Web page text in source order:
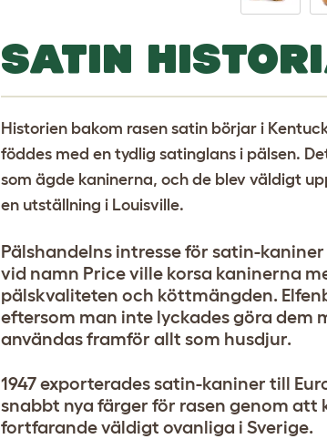
SATIN
Historien bakom rasen satin börjar i
föddes med en tydlig satinglans i pälsen.
som ägde kaninerna, och de blev väldigt
en utställning i Louisville.
Pälshandelns intresse för satin-
vid namn Price ville korsa kaninerna
pälskvaliteten och köttmängden.
eftersom man inte lyckades göra
användas framför allt som husdjur.
1947 exporterades satin-kaniner till
snabbt nya färger för rasen genom att
fortfarande väldigt ovanliga i Sverige.